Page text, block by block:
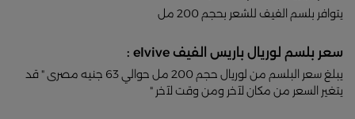
يتوافر بلسم الفيف للشعر بحجم 200 مل
سعر بلسم لوريال باريس الفيف elvive :
يبلغ سعر البلسم من لوريال حجم 200 مل حوالي 63 جنيه مصرى " قد
يتغير السعر من مكان لآخر ومن وقت لآخر "